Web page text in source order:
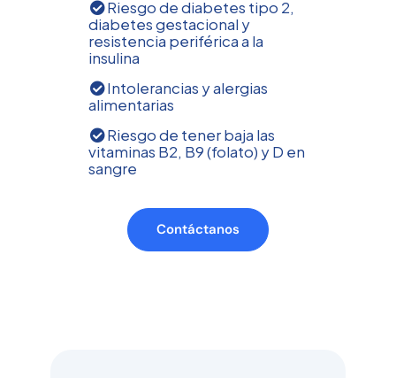
Riesgo de diabetes tipo 2,
diabetes gestacional y
resistencia periférica a la
insulina
Intolerancias y alergias
alimentarias
Riesgo de tener baja las
vitaminas B2, B9 (folato) y D en
sangre
Contáctanos